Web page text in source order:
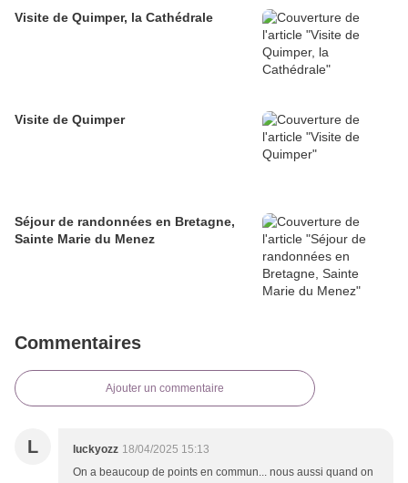
Visite de Quimper, la Cathédrale
Visite de Quimper
Séjour de randonnées en Bretagne,
Sainte Marie du Menez
Commentaires
Ajouter un commentaire
L luckyozz 18/04/2025 15:13
On a beaucoup de points en commun... nous aussi quand on